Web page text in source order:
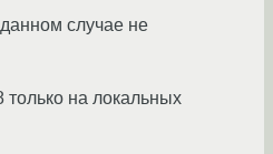
случае не
только на локальных